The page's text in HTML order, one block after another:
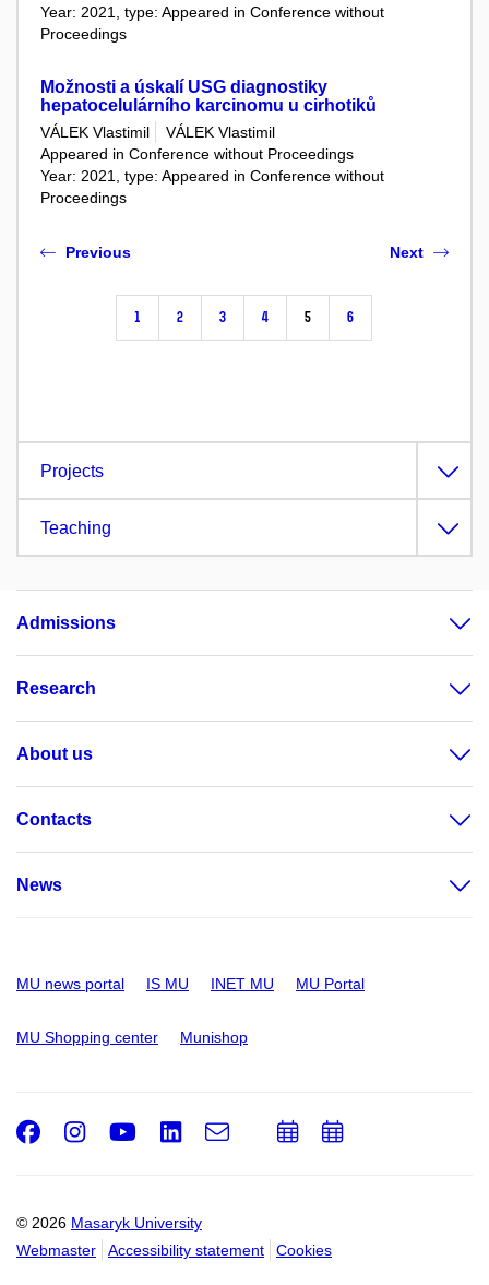
Year: 2021, type: Appeared in Conference without
Proceedings
Možnosti a úskalí USG diagnostiky
hepatocelulárního karcinomu u cirhotiků
VÁLEK Vlastimil
VÁLEK Vlastimil
Appeared in Conference without Proceedings
Year: 2021, type: Appeared in Conference without
Proceedings
Previous
1 2 3 4 5 6
Next
Projects
Teaching
Admissions
Research
About us
Contacts
News
MU news portal IS MU INET MU MU Portal
MU Shopping center Munishop
© 2026 Masaryk University
Webmaster
Accessibility statement Cookies
Facebook
Instagram
Youtube
LinkedIn
e-
AddAdd